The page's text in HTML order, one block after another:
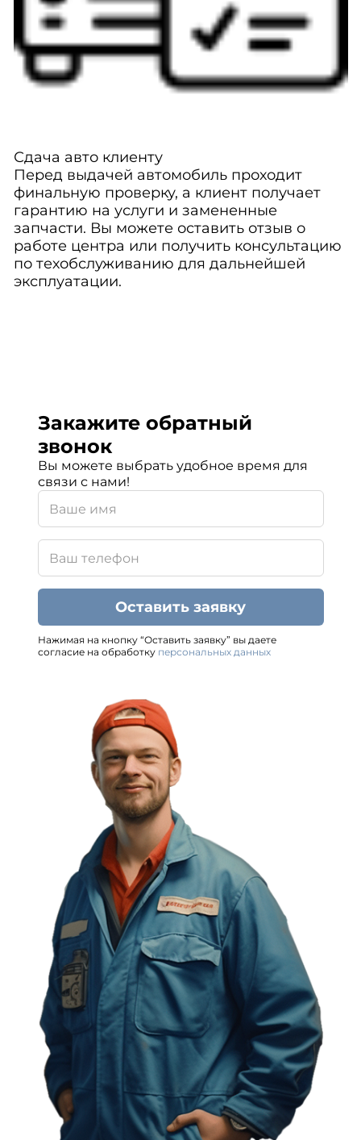
Сдача авто клиенту
Перед выдачей автомобиль проходит
финальную проверку, а клиент получает
гарантию на услуги и замененные
запчасти. Вы можете оставить отзыв о
работе центра или получить консультацию
по техобслуживанию для дальнейшей
эксплуатации.
Закажите обратный
звонок
Вы можете выбрать удобное время для
связи с нами!
Оставить заявку
Нажимая на кнопку “Оставить заявку” вы даете
согласие на обработку персональных данных